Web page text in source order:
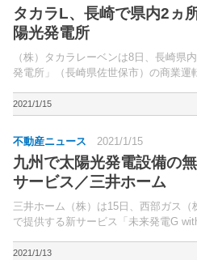
タカラL、長崎で県内2ヵ
陽光発電所
（株）タカラレーベンは8日、長崎県
発電所」（長崎県佐世保市）の商業運
2021/1/15
不動産ニュース 2021/1/15
九州で太陽光発電設備の
サービス／三井ホーム
三井ホーム（株）は15日、西部ガス
で提供する新サービス「未来発電G
建設し、家庭用燃料電池「エネファー
2021/1/13